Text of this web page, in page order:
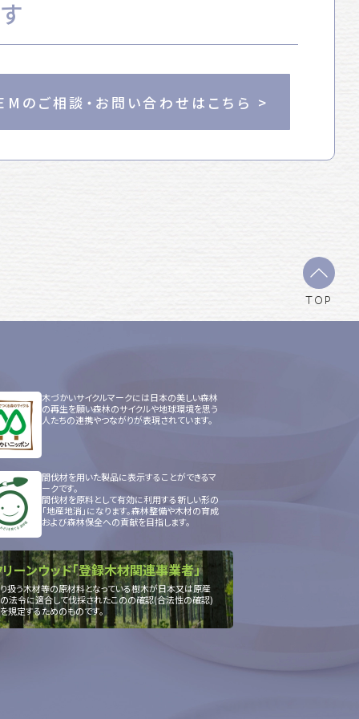
のご相談・お問い合わせはこちら >
TOP
木づかいサイクルマークには日本の美しい森林
の再生を願い森林のサイクルや地球環境を思う
人たちの連携やつながりが表現されています。
間伐材を用いた製品に表示することができるマ
ークです。
間伐材を原料として有効に利用する新しい形の
「地産地消」になります。森林整備や木材の育成
および森林保全への貢献を目指します。
ーンウッド「登録木材関連事業者」
扱う木材等の原材料となっている樹木が日本又は原産
法令に適合して伐採されたこのの確認(合法性の確認)
規定するためのものです。